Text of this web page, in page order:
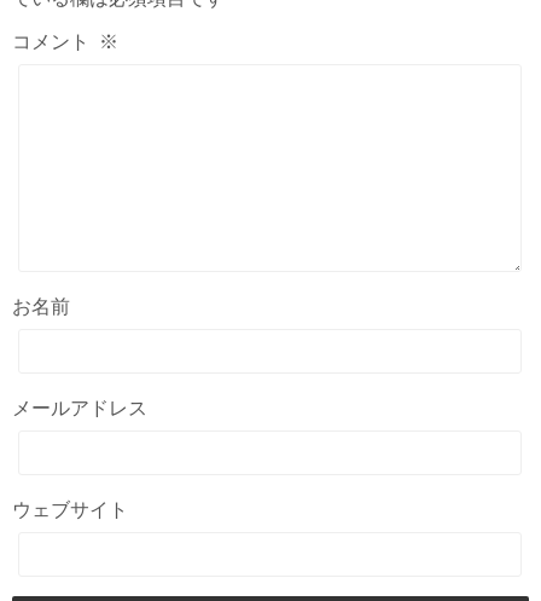
コメント ※
お名前
メールアドレス
ウェブサイト